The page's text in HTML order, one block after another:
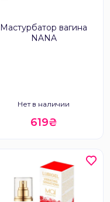
Мастурбатор вагина
NANA
Нет в наличии
619₴